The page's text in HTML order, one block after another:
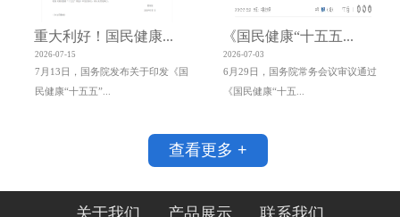
重大利好！国民健康...
2026-07-15
7月13日，国务院发布关于印发《国
民健康“十五五”...
《国民健康“十五五...
2026-07-03
6月29日，国务院常务会议审议通过
《国民健康“十五...
查看更多 +
关于我们 产品展示 联系我们